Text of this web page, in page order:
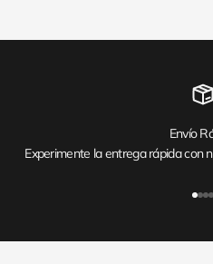
Envío
Experimente la entrega rápida con